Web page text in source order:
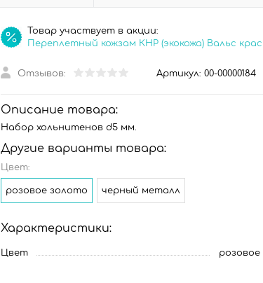
Товар участвует в акции:
Переплетный кожзам КНР (экокожа) Вальс
Отзывов: Артикул: 00-00000184
Описание товара:
Набор хольнитенов d5 мм.
Другие варианты товара:
Цвет:
розовое золото черный металл
Характеристики:
Цвет